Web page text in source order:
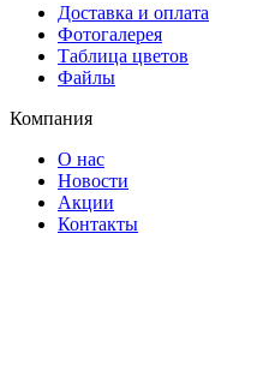
Доставка и оплата
Фотогалерея
Таблица цветов
Файлы
Компания
О нас
Новости
Акции
Контакты